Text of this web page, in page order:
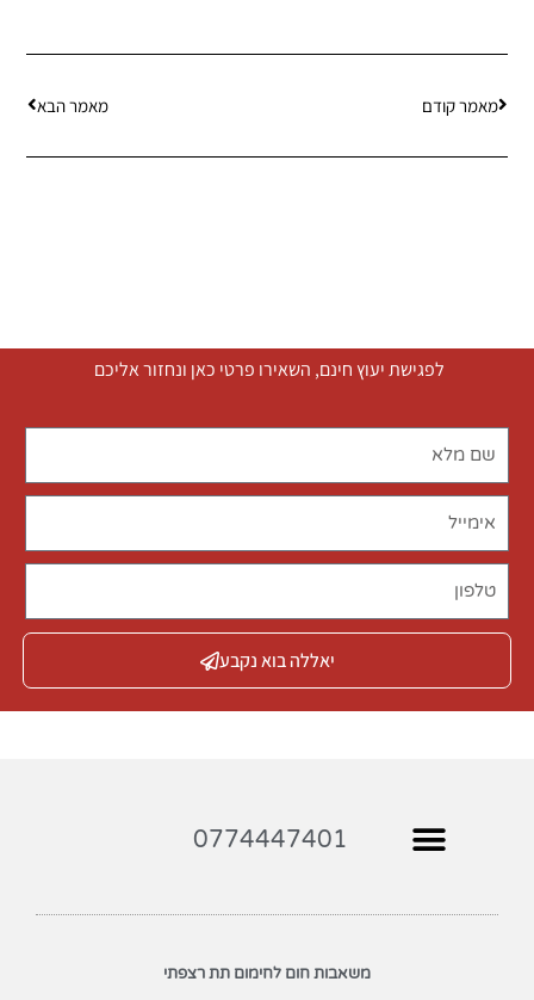
מאמר קודם מאמר הבא
לפגישת יעוץ חינם, השאירו פרטי כאן ונחזור אליכם
יאללה בוא נקבע
0774447401
משאבות חום לחימום תת רצפתי